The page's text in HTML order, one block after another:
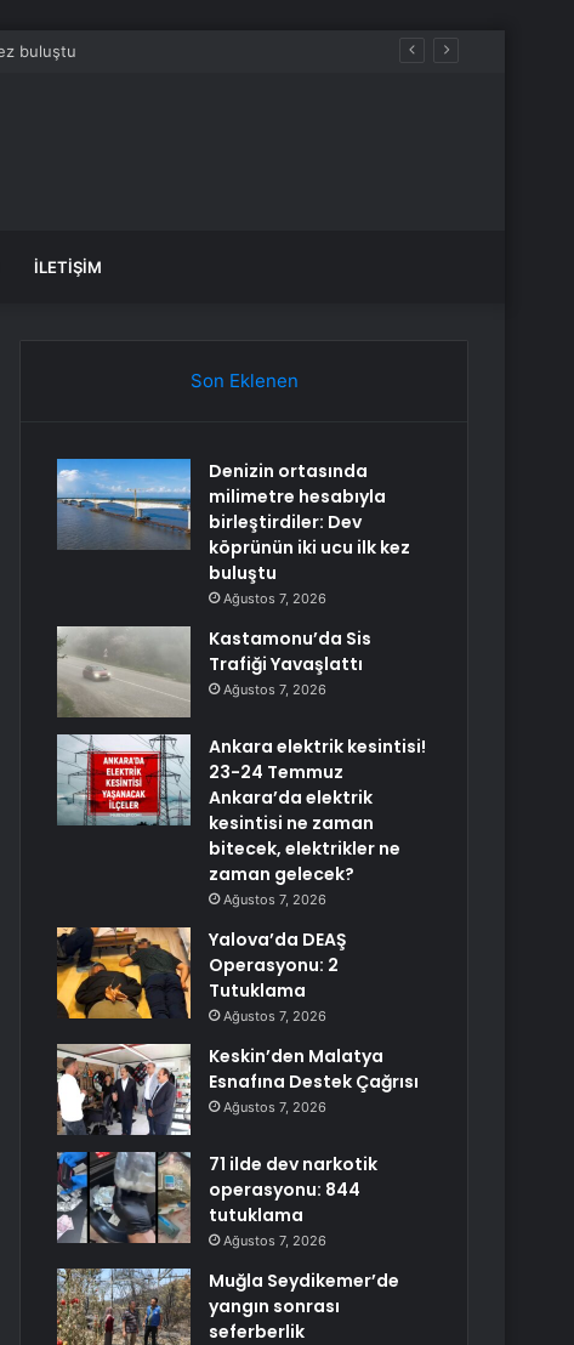
İLETIŞIM
Son Eklenen
Denizin ortasında
milimetre hesabıyla
birleştirdiler: Dev
köprünün iki ucu ilk kez
buluştu
Ağustos 7, 2026
Kastamonu’da Sis
Trafiği Yavaşlattı
Ağustos 7, 2026
Ankara elektrik kesintisi!
23-24 Temmuz
Ankara’da elektrik
kesintisi ne zaman
bitecek, elektrikler ne
zaman gelecek?
Ağustos 7, 2026
Yalova’da DEAŞ
Operasyonu: 2
Tutuklama
Ağustos 7, 2026
Keskin’den Malatya
Esnafına Destek Çağrısı
Ağustos 7, 2026
71 ilde dev narkotik
operasyonu: 844
tutuklama
Ağustos 7, 2026
Muğla Seydikemer’de
yangın sonrası
seferberlik